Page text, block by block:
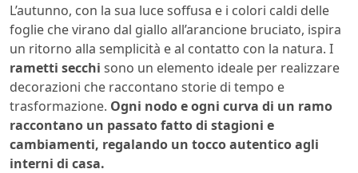
L’autunno, con la sua luce soffusa e i colori caldi delle
foglie che virano dal giallo all’arancione bruciato, ispira
un ritorno alla semplicità e al contatto con la natura. I
rametti secchi sono un elemento ideale per realizzare
decorazioni che raccontano storie di tempo e
trasformazione. Ogni nodo e ogni curva di un ramo
raccontano un passato fatto di stagioni e
cambiamenti, regalando un tocco autentico agli
interni di casa.